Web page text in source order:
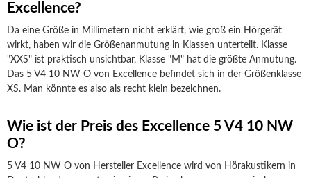
Excellence?
Da eine Größe in Millimetern nicht erklärt, wie groß ein Hörgerät
wirkt, haben wir die Größenanmutung in Klassen unterteilt. Klasse
"XXS" ist praktisch unsichtbar, Klasse "M" hat die größte Anmutung.
Das 5 V4 10 NW O von Excellence befindet sich in der Größenklasse
XS. Man könnte es also als recht klein bezeichnen.
Wie ist der Preis des Excellence 5 V4 10 NW
O?
5 V4 10 NW O von Hersteller Excellence wird von Hörakustikern in